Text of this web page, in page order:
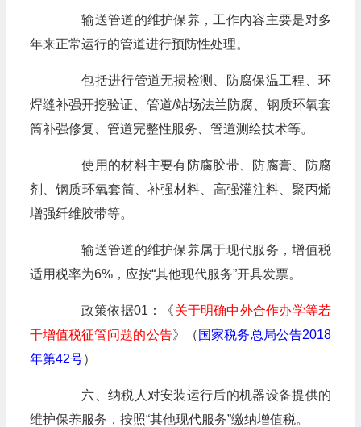
输送管道的维护保养，工作内容主要是对多
年来正常运行的管道进行预防性处理。
包括进行管道无损检测、防腐保温工程、环
焊缝补强开挖验证、管道/站场法兰防腐、钢质环氧套
筒补强修复、管道完整性服务、管道测绘技术等。
使用的材料主要有防腐胶带、防腐膏、防腐
剂、钢质环氧套筒、补强材料、高强灌注料、聚丙烯
增强纤维胶带等。
输送管道的维护保养属于现代服务，增值税
适用税率为6%，应按“其他现代服务”开具发票。
政策依据01：《关于明确中外合作办学等若
干增值税征管问题的公告》（ 国家税务总局公告2018
年第42号）
六、纳税人对安装运行后的机器设备提供的
维护保养服务，按照“其他现代服务”缴纳增值税。